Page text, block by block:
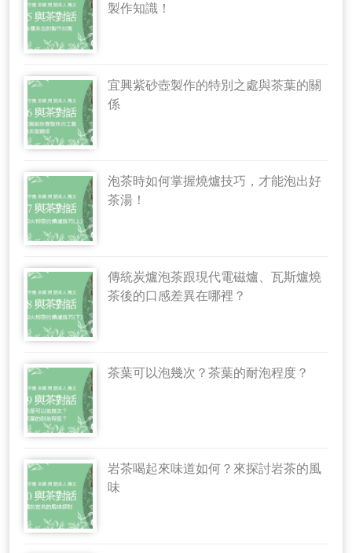
製作知識！
宜興紫砂壺製作的特別之處與茶葉的關
係
泡茶時如何掌握燒爐技巧，才能泡出好
茶湯！
傳統炭爐泡茶跟現代電磁爐、瓦斯爐燒
茶後的口感差異在哪裡？
茶葉可以泡幾次？茶葉的耐泡程度？
岩茶喝起來味道如何？來探討岩茶的風
味